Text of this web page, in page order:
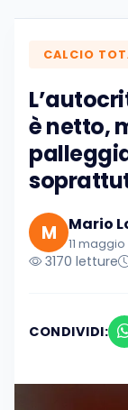
CALCIO
è netto,
M Mario
11
3170 letture
CONDIVIDI: